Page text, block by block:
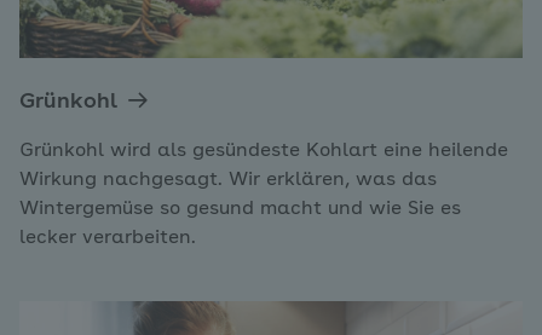
Grünkohl
Grünkohl wird als gesündeste Kohlart eine heilende
Wirkung nachgesagt. Wir erklären, was das
Wintergemüse so gesund macht und wie Sie es
lecker verarbeiten.